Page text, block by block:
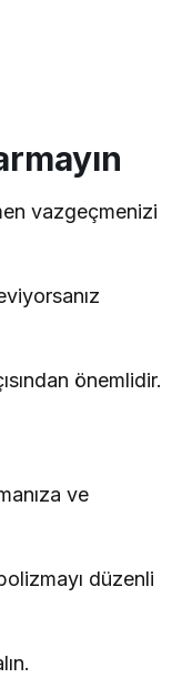
vazgeçmenizi
önemlidir.
ve
düzenli